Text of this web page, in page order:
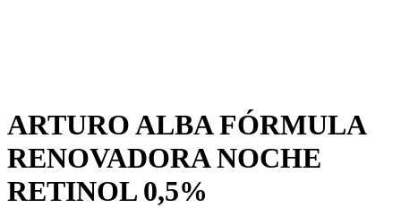
ARTURO ALBA FÓRMULA
RENOVADORA NOCHE
RETINOL 0,5%